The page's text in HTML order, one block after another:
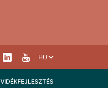
HU
VIDÉKFEJLESZTÉS